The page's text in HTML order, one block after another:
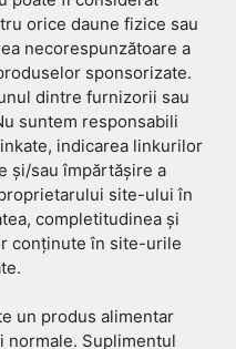
orice daune fizice sau
necorespunzătoare a
sponsorizate.
dintre furnizorii sau
suntem responsabili
indicarea linkurilor
și/sau împărtășire a
site-ului în
completitudinea și
conținute în site-urile
un produs alimentar
Suplimentul